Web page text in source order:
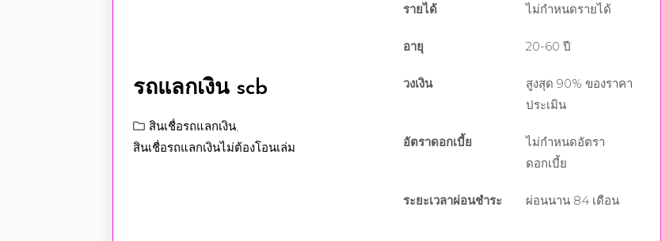
รถแลกเงิน scb
สินเชื่อรถแลกเงิน,
สินเชื่อรถแลกเงินไม่ต้องโอนเล่ม
รายได้ ไม่กำหนดรายได้
อายุ 20-60 ปี
วงเงิน
สูงสุด 90% ของราคา
ประเมิน
อัตราดอกเบี้ย
ไม่กำหนดอัตรา
ดอกเบี้ย
ระยะเวลาผ่อนชำระ ผ่อนนาน 84 เดือน